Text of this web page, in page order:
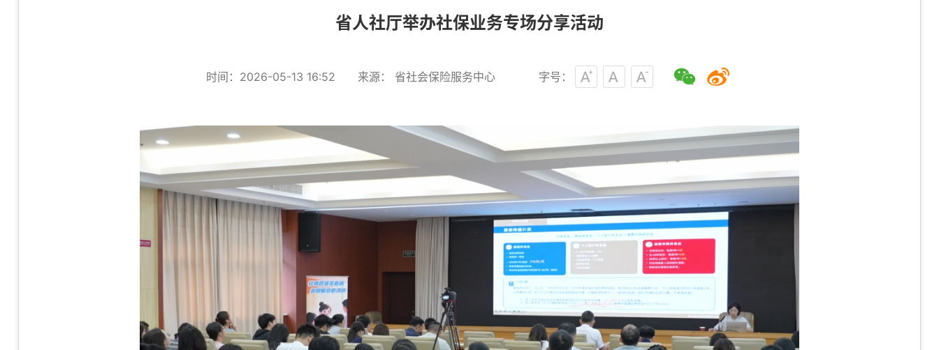
省人社厅举办社保业务专场分享活动
时间：2026-05-13 16:52 来源： 省社会保险服务中心 字号：